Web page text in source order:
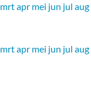
mrtapr mei jun jul aug
mrtapr mei jun jul aug